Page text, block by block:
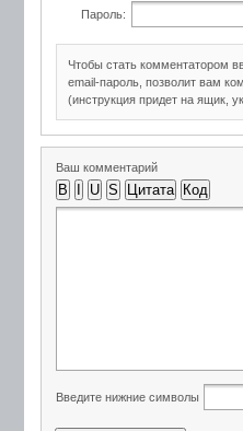
Пароль:
Чтобы стать комментатором
email-пароль, позволит вам
(инструкция придет на ящик,
Ваш комментарий
B U S Цитата Код
Введите нижние символы